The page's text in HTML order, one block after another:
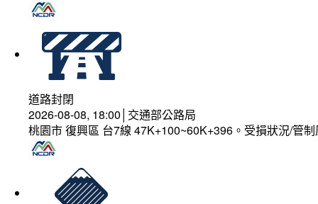
道路封閉
2026-08-08, 18:00│交通部公路局
桃園市 復興區 台7線 47K+100~60K+396。受損狀況/管